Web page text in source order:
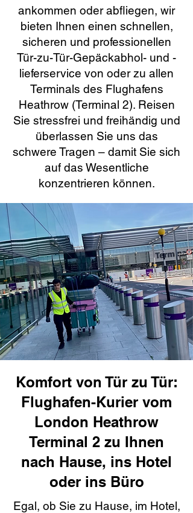
ankommen oder abfliegen, wir
bieten Ihnen einen schnellen,
sicheren und professionellen
Tür-zu-Tür-Gepäckabhol- und -
lieferservice von oder zu allen
Terminals des Flughafens
Heathrow (Terminal 2). Reisen
Sie stressfrei und freihändig und
überlassen Sie uns das
schwere Tragen – damit Sie sich
auf das Wesentliche
konzentrieren können.
Komfort von Tür zu Tür:
Flughafen-Kurier vom
London Heathrow
Terminal 2 zu Ihnen
nach Hause, ins Hotel
oder ins Büro
Egal, ob Sie zu Hause, im Hotel,